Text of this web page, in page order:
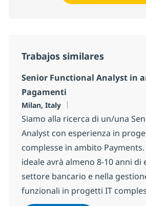
Trabajos similares
Senior Functional Analyst in
Pagamenti
Ubicación
Milan, Italy
Siamo alla ricerca di un/una
Analyst con esperienza in
complesse in ambito
ideale avrà almeno 8-10 anni di
settore bancario e nella
funzionali in progetti IT